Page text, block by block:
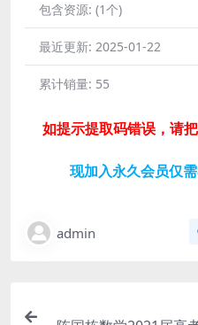
包含资源: (1个)
最近更新: 2025-01-22
累计销量: 55
如提示提取码错误，请
现加入永久会员仅
admin